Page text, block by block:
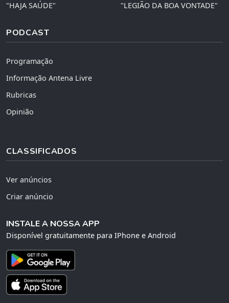
"HAJA SAÚDE" "LEGIÃO DA BOA VONTADE"
PODCAST
Programação
Informação Antena Livre
Rubricas
Opinião
CLASSIFICADOS
Ver anúncios
Criar anúncio
INSTALE A NOSSA APP
Disponível gratuitamente para IPhone e Android